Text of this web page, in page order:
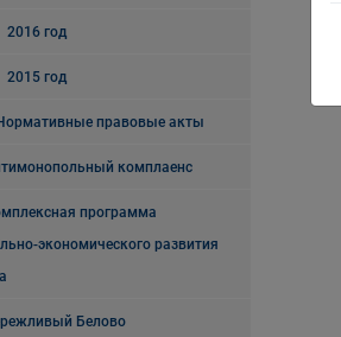
2016 год
2015 год
правовые акты
комплаенс
программа
экономического развития
Белово